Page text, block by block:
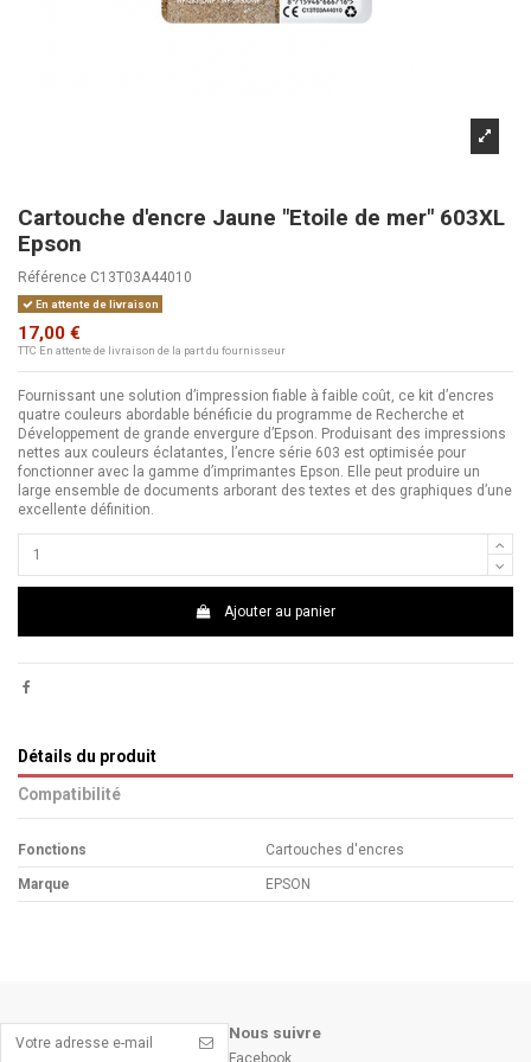
Cartouche d'encre Jaune "Etoile de mer" 603XL
Epson
Référence C13T03A44010
En attente de livraison
17,00 €
TTC En attente de livraison de la part du fournisseur
Fournissant une solution d’impression fiable à faible coût, ce kit d’encres
quatre couleurs abordable bénéficie du programme de Recherche et
Développement de grande envergure d’Epson. Produisant des impressions
nettes aux couleurs éclatantes, l’encre série 603 est optimisée pour
fonctionner avec la gamme d’imprimantes Epson. Elle peut produire un
large ensemble de documents arborant des textes et des graphiques d’une
excellente définition.
Ajouter au panier
Détails du produit
Compatibilité
Fonctions Cartouches d'encres
Marque EPSON
Nous suivre
Facebook